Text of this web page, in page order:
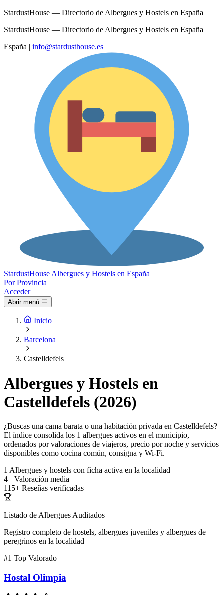
StardustHouse — Directorio de Albergues y Hostels en España
StardustHouse — Directorio de Albergues y Hostels en España
España | info@stardusthouse.es
StardustHouse Albergues y Hostels en España
Por Provincia
Acceder
Abrir menú
Inicio
Barcelona
Castelldefels
Albergues y Hostels en
Castelldefels (2026)
¿Buscas una cama barata o una habitación privada en Castelldefels?
El índice consolida los 1 albergues activos en el municipio,
ordenados por valoraciones de viajeros, precio por noche y servicios
disponibles como cocina común, consigna y Wi-Fi.
1 Albergues y hostels con ficha activa en la localidad
4+ Valoración media
115+ Reseñas verificadas
Listado de Albergues Auditados
Registro completo de hostels, albergues juveniles y albergues de
peregrinos en la localidad
#1 Top Valorado
Hostal Olimpia